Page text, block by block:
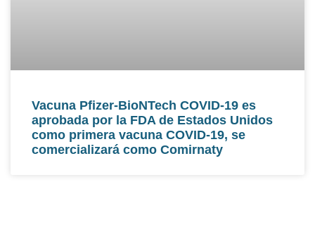
Vacuna Pfizer-BioNTech COVID-19 es
aprobada por la FDA de Estados Unidos
como primera vacuna COVID-19, se
comercializará como Comirnaty